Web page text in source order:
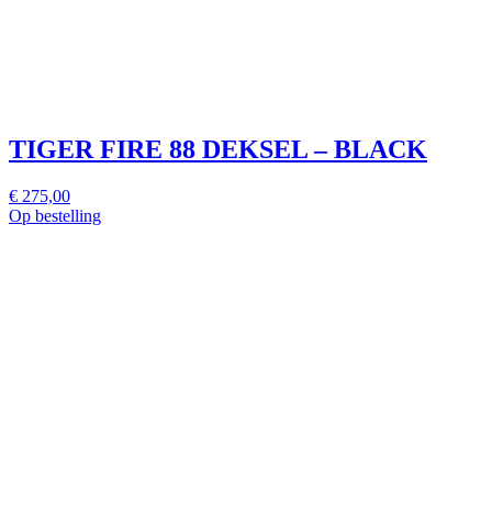
TIGER FIRE 88 DEKSEL – BLACK
€ 275,00
Op bestelling